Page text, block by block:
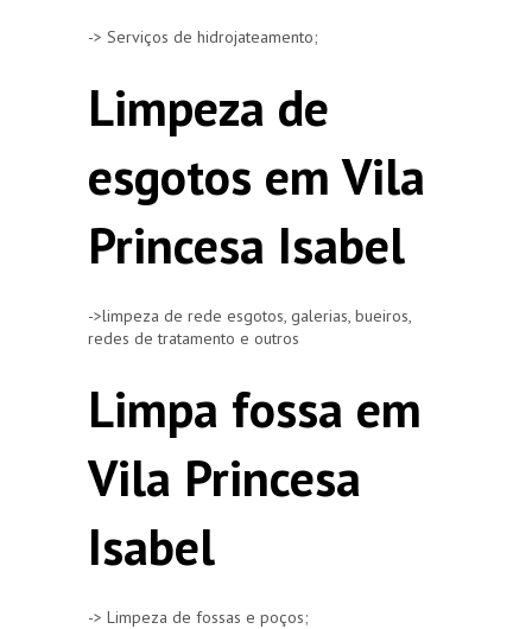
-> Serviços de hidrojateamento;
Limpeza de
esgotos em Vila
Princesa Isabel
->limpeza de rede esgotos, galerias, bueiros,
redes de tratamento e outros
Limpa fossa em
Vila Princesa
Isabel
-> Limpeza de fossas e poços;